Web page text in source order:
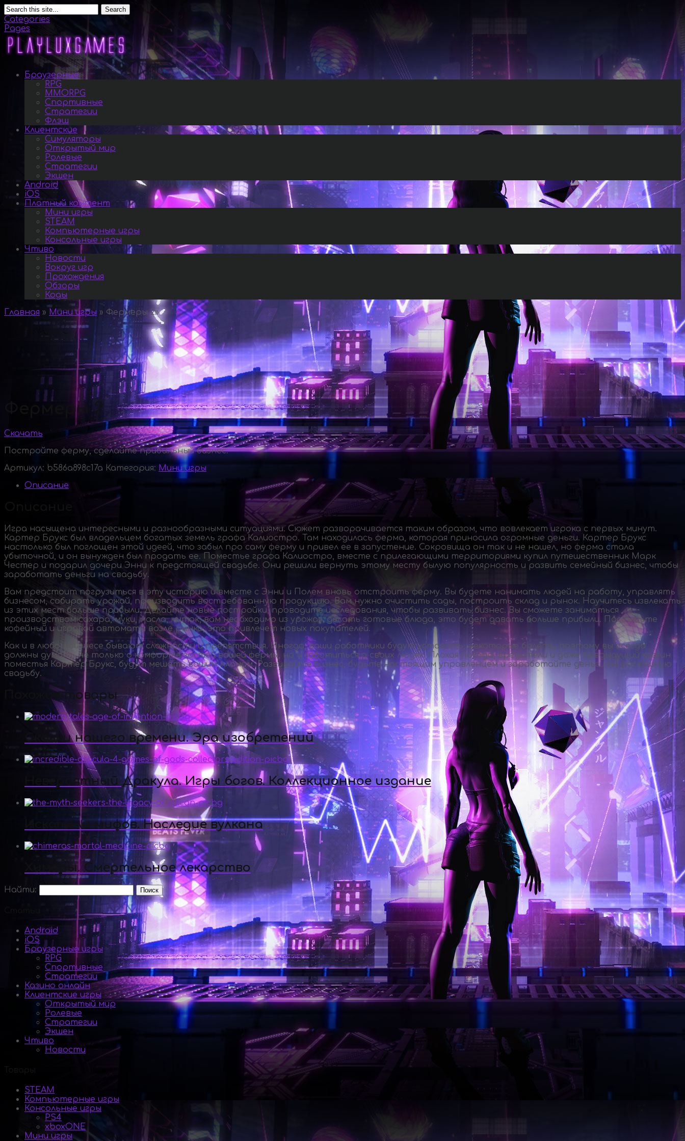
Search
Categories
Pages
Браузерные
RPG
MMORPG
Спортивные
Стратегии
Флэш
Клиентские
Симуляторы
Открытый мир
Ролевые
Стратегии
Экшен
Android
iOS
Платный контент
Мини игры
STEAM
Компьютерные игры
Консольные игры
Чтиво
Новости
Вокруг игр
Прохождения
Обзоры
Коды
Главная » Мини игры » Фермеры 2»
Фермеры 2
Скачать
Постройте ферму, сделайте прибыльный бизнес.
Артикул: b586a898c17a Категория: Мини игры
Описание
Игра насыщена интересными и разнообразными ситуациями. Сюжет разворачивается таким образом, что вовлекает игрока с первых минут.
Картер Брукс был владельцем богатых земель графа Калиостро. Там находилась ферма, которая приносила огромные деньги. Картер Брукс
настолько был поглощен этой идеей, что забыл про саму ферму и привел ее в запустение. Сокровища он так и не нашел, но ферма стала
убыточной, и он вынужден был продать ее. Поместье графа Калиостро, вместе с прилегающими территориями купил путешественник Марк
Честер и подарил дочери Энни к предстоящей свадьбе. Они решили вернуть этому месту былую популярность и развить семейный бизнес, чтобы
заработать деньги на свадьбу.
Вам предстоит погрузиться в эту историю и вместе с Энни и Полем вновь отстроить ферму. Вы будете нанимать людей на работу, управлять
бизнесом, собирать урожай, производить востребованную продукцию. Вам нужно очистить сады, построить склад и рынок. Научитесь извлекать
из этих мест больше прибыли. Делайте новые постройки, проводите исследования, чтобы развивать бизнес. Вы сможете заниматься
производством сахара, муки, масла, ниток, вам необходимо из урожая, делать готовые блюда, это будет давать больше прибыли. Поставьте
кофейный и игровой автоматы возле рынка, это привлечет новых покупателей.
Как и в любом бизнесе бывают сложности и препятствия. Иногда, ваши работники будут уставать, некоторые болеть, поэтому вы всегда
должны думать не только о комфорте гостей вашей фермы, но и заботиться о своих людях. Плохая погода, вредители и даже предыдущий хозяин
поместья Картер Брукс, будут мешать вашим планам. Развивайте бизнес, будьте настоящим управленцем и заработайте деньги на роскошную
свадьбу.
Похожие товары
Сказки нашего времени. Эра изобретений
Невероятный Дракула. Игры богов. Коллекционное издание
Искатели мифов. Наследие вулкана
Химеры. Смертельное лекарство
Найти:
Android
iOS
Браузерные игры
RPG
Спортивные
Стратегии
Казино онлайн
Клиентские игры
Открытый мир
Ролевые
Стратегии
Экшен
Чтиво
Новости
STEAM
Компьютерные игры
Консольные игры
PS4
xboxONE
Мини игры